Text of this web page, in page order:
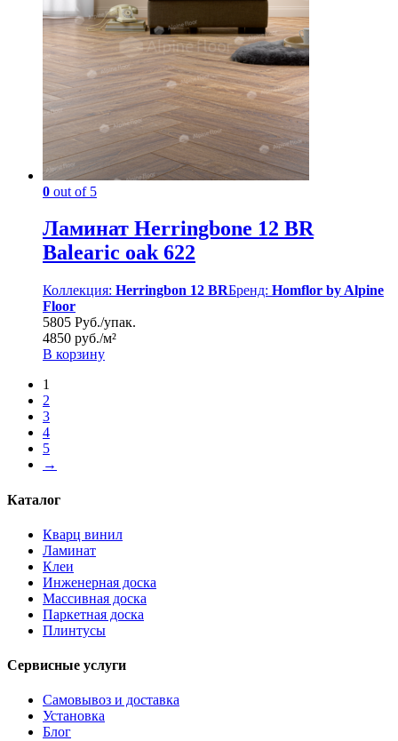
0 out of 5
Ламинат Herringbone 12 BR
Balearic oak 622
Коллекция: Herringbon 12 BRБренд: Homflor by Alpine
Floor
5805 Руб./упак.
4850 руб./м²
В корзину
1
2
3
4
5
→
Каталог
Кварц винил
Ламинат
Клеи
Инженерная доска
Массивная доска
Паркетная доска
Плинтусы
Сервисные услуги
Самовывоз и доставка
Установка
Блог